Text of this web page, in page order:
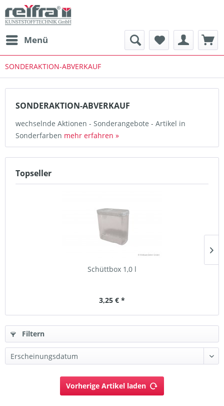
Menü
SONDERAKTION-ABVERKAUF
SONDERAKTION-ABVERKAUF
wechselnde Aktionen - Sonderangebote - Artikel in
Sonderfarben mehr erfahren »
Topseller
Schüttbox 1,0 l
3,25 € *
Filtern
Vorherige Artikel laden